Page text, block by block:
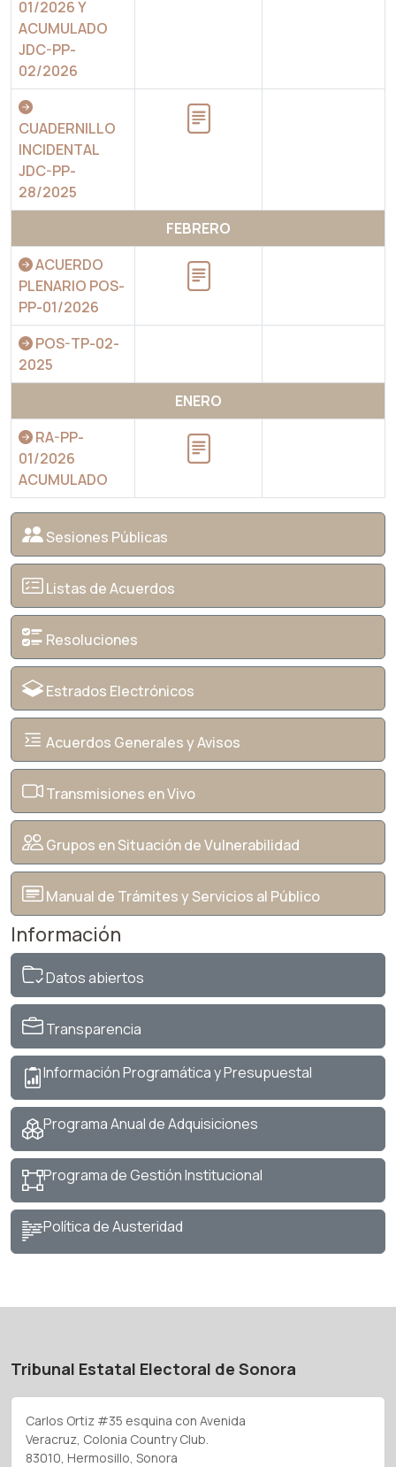
01/2026 Y
ACUMULADO
JDC-PP-
02/2026
CUADERNILLO
INCIDENTAL
JDC-PP-
28/2025
FEBRERO
ACUERDO
PLENARIO POS-
PP-01/2026
POS-TP-02-
2025
ENERO
RA-PP-
01/2026
ACUMULADO
Sesiones Públicas
Listas de Acuerdos
Resoluciones
Estrados Electrónicos
Acuerdos Generales y Avisos
Transmisiones en Vivo
Grupos en Situación de Vulnerabilidad
Manual de Trámites y Servicios al Público
Información
Datos abiertos
Transparencia
Información Programática y Presupuestal
Programa Anual de Adquisiciones
Programa de Gestión Institucional
Política de Austeridad
Tribunal Estatal Electoral de Sonora
Carlos Ortiz #35 esquina con Avenida
Veracruz, Colonia Country Club.
83010, Hermosillo, Sonora